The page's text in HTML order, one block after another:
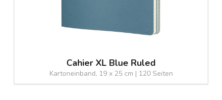
Cahier XL Blue Ruled
Kartoneinband, 19 x 25 cm | 120 Seiten